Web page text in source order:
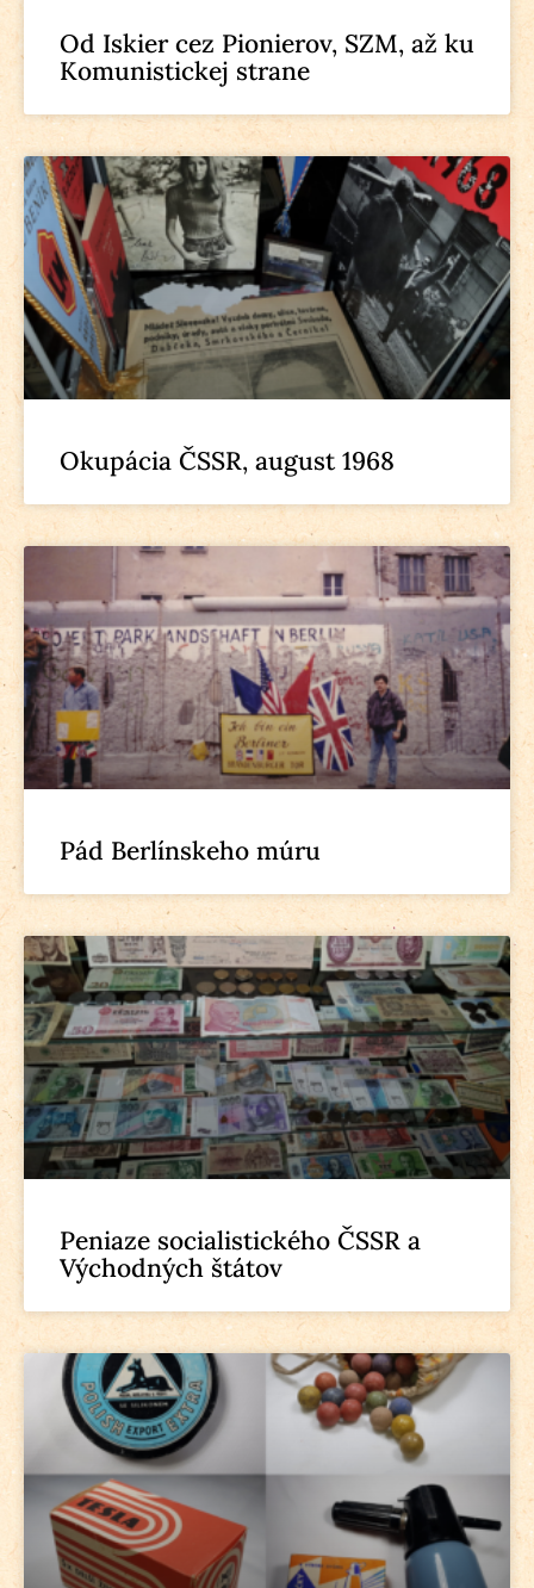
Od Iskier cez Pionierov, SZM, až ku
Komunistickej strane
Okupácia ČSSR, august 1968
Pád Berlínskeho múru
Peniaze socialistického ČSSR a
Východných štátov